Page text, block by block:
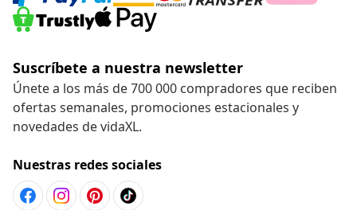
Suscríbete a nuestra newsletter
Únete a los más de 700 000 compradores que reciben
ofertas semanales, promociones estacionales y
novedades de vidaXL.
Nuestras redes sociales